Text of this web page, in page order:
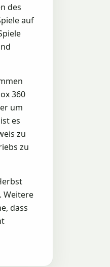
des
auf
360
um
es
zu
zu
Weitere
dass